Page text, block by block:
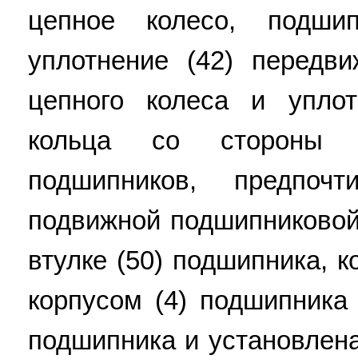
цепное колесо,
уплотнение (42)
цепного колеса и
кольца со стороны
подшипников,
подвижной
втулке (50) подшипника,
корпусом (4)
подшипника и